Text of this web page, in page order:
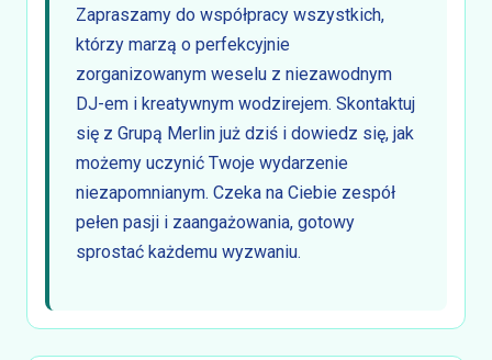
Zapraszamy do współpracy wszystkich,
którzy marzą o perfekcyjnie
zorganizowanym weselu z niezawodnym
DJ-em i kreatywnym wodzirejem. Skontaktuj
się z Grupą Merlin już dziś i dowiedz się, jak
możemy uczynić Twoje wydarzenie
niezapomnianym. Czeka na Ciebie zespół
pełen pasji i zaangażowania, gotowy
sprostać każdemu wyzwaniu.